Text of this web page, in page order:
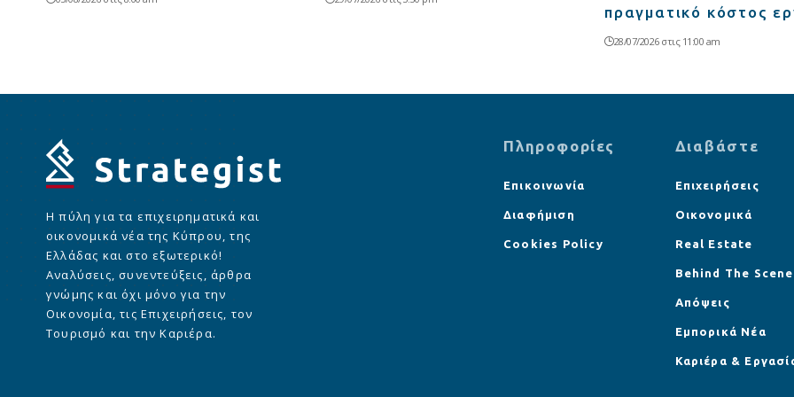
πραγματικό κόστος
28/07/2026 στις 11:00 am
Η πύλη για τα επιχειρηματικά και
οικονομικά νέα της Κύπρου, της
Ελλάδας και στο εξωτερικό!
Αναλύσεις, συνεντεύξεις, άρθρα
γνώμης και όχι μόνο για την
Οικονομία, τις Επιχειρήσεις, τον
Τουρισμό και την Καριέρα.
Πληροφορίες
Επικοινωνία
Διαφήμιση
Cookies Policy
Διαβάστε
Επιχειρήσεις
Οικονομικά
Real Estate
Behind The
Απόψεις
Εμπορικά Νέα
Καριέρα &